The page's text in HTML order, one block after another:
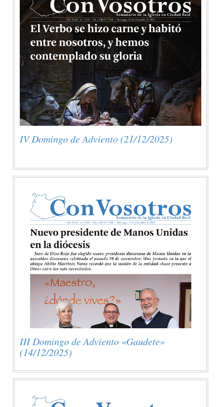
IV Domingo de Adviento (21/12/2025)
III Domingo de Adviento «Gaudete»
(14/12/2025)